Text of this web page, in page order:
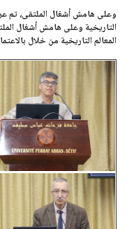
وعلى هامش أشغال الملتقى، تم
التاريخية وعلى هامش أشغال
المعالم التاريخية من خلال